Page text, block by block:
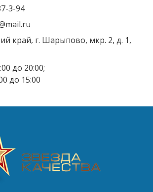
3-94
край, г. Шарыпово, мкр. 2, д. 1,
до 20:00;
до 15:00